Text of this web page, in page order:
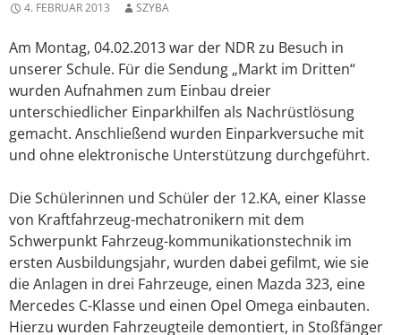
4. FEBRUAR 2013 SZYBA
Am Montag, 04.02.2013 war der NDR zu Besuch in
unserer Schule. Für die Sendung „Markt im Dritten“
wurden Aufnahmen zum Einbau dreier
unterschiedlicher Einparkhilfen als Nachrüstlösung
gemacht. Anschließend wurden Einparkversuche mit
und ohne elektronische Unterstützung durchgeführt.
Die Schülerinnen und Schüler der 12.KA, einer Klasse
von Kraftfahrzeug-mechatronikern mit dem
Schwerpunkt Fahrzeug-kommunikationstechnik im
ersten Ausbildungsjahr, wurden dabei gefilmt, wie sie
die Anlagen in drei Fahrzeuge, einen Mazda 323, eine
Mercedes C-Klasse und einen Opel Omega einbauten.
Hierzu wurden Fahrzeugteile demontiert, in Stoßfänger